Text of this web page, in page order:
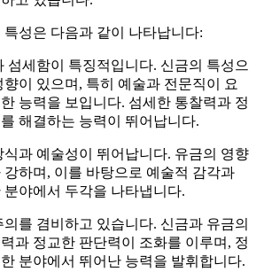
성은 다음과 같이 나타납니다:
섬세함이 특징적입니다. 신금의 특성으
이 있으며, 특히 예술과 전문직이 요
능력을 보입니다. 섬세한 통찰력과 정
해결하는 능력이 뛰어납니다.
과 예술성이 뛰어납니다. 유금의 영향
하며, 이를 바탕으로 예술적 감각과
야에서 두각을 나타냅니다.
를 겸비하고 있습니다. 신금과 유금의
과 정교한 판단력이 조화를 이루며, 정
분야에서 뛰어난 능력을 발휘합니다.